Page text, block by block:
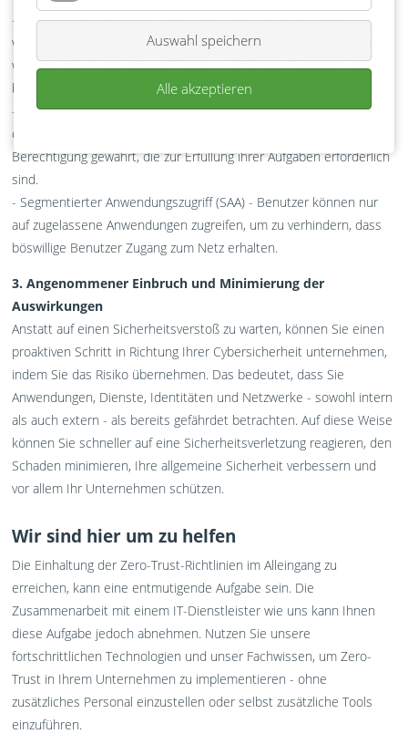
- Just-in-Time-Zugriff (JIT) - Benutzern, Geräten oder Anwendungen
wird nur für einen bestimmten Zeitraum Zugriff gewährt. Dadurch
wird die Zeit, in der jemand Zugang zu kritischen Systemen hat,
begrenzt.
- Prinzip der geringsten Berechtigung (PoLP) - Benutzern, Geräten
oder Anwendungen wird der geringste Zugriff oder die geringste
Berechtigung gewährt, die zur Erfüllung ihrer Aufgaben erforderlich
sind.
- Segmentierter Anwendungszugriff (SAA) - Benutzer können nur
auf zugelassene Anwendungen zugreifen, um zu verhindern, dass
böswillige Benutzer Zugang zum Netz erhalten.
3. Angenommener Einbruch und Minimierung der
Auswirkungen
Anstatt auf einen Sicherheitsverstoß zu warten, können Sie einen
proaktiven Schritt in Richtung Ihrer Cybersicherheit unternehmen,
indem Sie das Risiko übernehmen. Das bedeutet, dass Sie
Anwendungen, Dienste, Identitäten und Netzwerke - sowohl intern
als auch extern - als bereits gefährdet betrachten. Auf diese Weise
können Sie schneller auf eine Sicherheitsverletzung reagieren, den
Schaden minimieren, Ihre allgemeine Sicherheit verbessern und
vor allem Ihr Unternehmen schützen.
Wir sind hier um zu helfen
Die Einhaltung der Zero-Trust-Richtlinien im Alleingang zu
erreichen, kann eine entmutigende Aufgabe sein. Die
Zusammenarbeit mit einem IT-Dienstleister wie uns kann Ihnen
diese Aufgabe jedoch abnehmen. Nutzen Sie unsere
fortschrittlichen Technologien und unser Fachwissen, um Zero-
Trust in Ihrem Unternehmen zu implementieren - ohne
zusätzliches Personal einzustellen oder selbst zusätzliche Tools
einzuführen.
Auswahl speichern
Alle akzeptieren